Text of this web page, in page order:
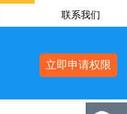
联系我们
立即申请权限